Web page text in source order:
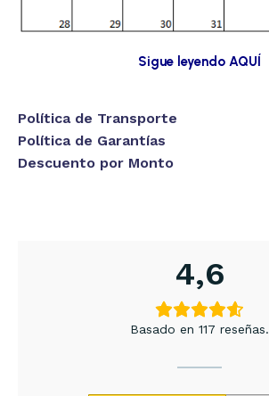
Sigue leyendo AQUÍ
Política de Transporte
Política de Garantías
Descuento por Monto
4,6
Basado en 117 reseñas.